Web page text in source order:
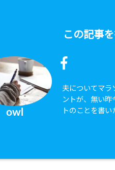
この記事
owl
夫についてマラ
ントが、無い昨
トのことを書